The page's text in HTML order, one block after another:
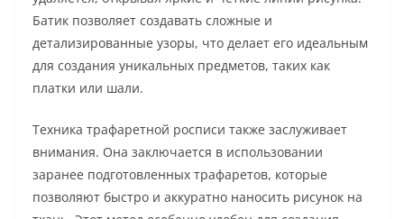
Батик позволяет создавать сложные и
детализированные узоры, что делает его идеальным
для создания уникальных предметов, таких как
платки или шали.
Техника трафаретной росписи также заслуживает
внимания. Она заключается в использовании
заранее подготовленных трафаретов, которые
позволяют быстро и аккуратно наносить рисунок на